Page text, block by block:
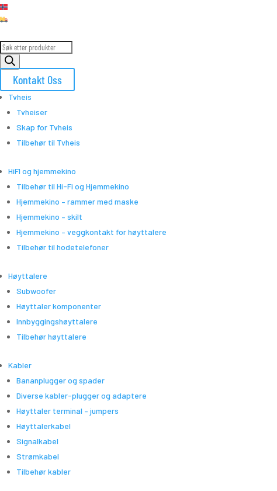
Products
search
Kontakt Oss
Tvheis
Tvheiser
Skap for Tvheis
Tilbehør til Tvheis
HiFI og hjemmekino
Tilbehør til Hi-Fi og Hjemmekino
Hjemmekino – rammer med maske
Hjemmekino – skilt
Hjemmekino – veggkontakt for høyttalere
Tilbehør til hodetelefoner
Høyttalere
Subwoofer
Høyttaler komponenter
Innbyggingshøyttalere
Tilbehør høyttalere
Kabler
Bananplugger og spader
Diverse kabler-plugger og adaptere
Høyttaler terminal – jumpers
Høyttalerkabel
Signalkabel
Strømkabel
Tilbehør kabler